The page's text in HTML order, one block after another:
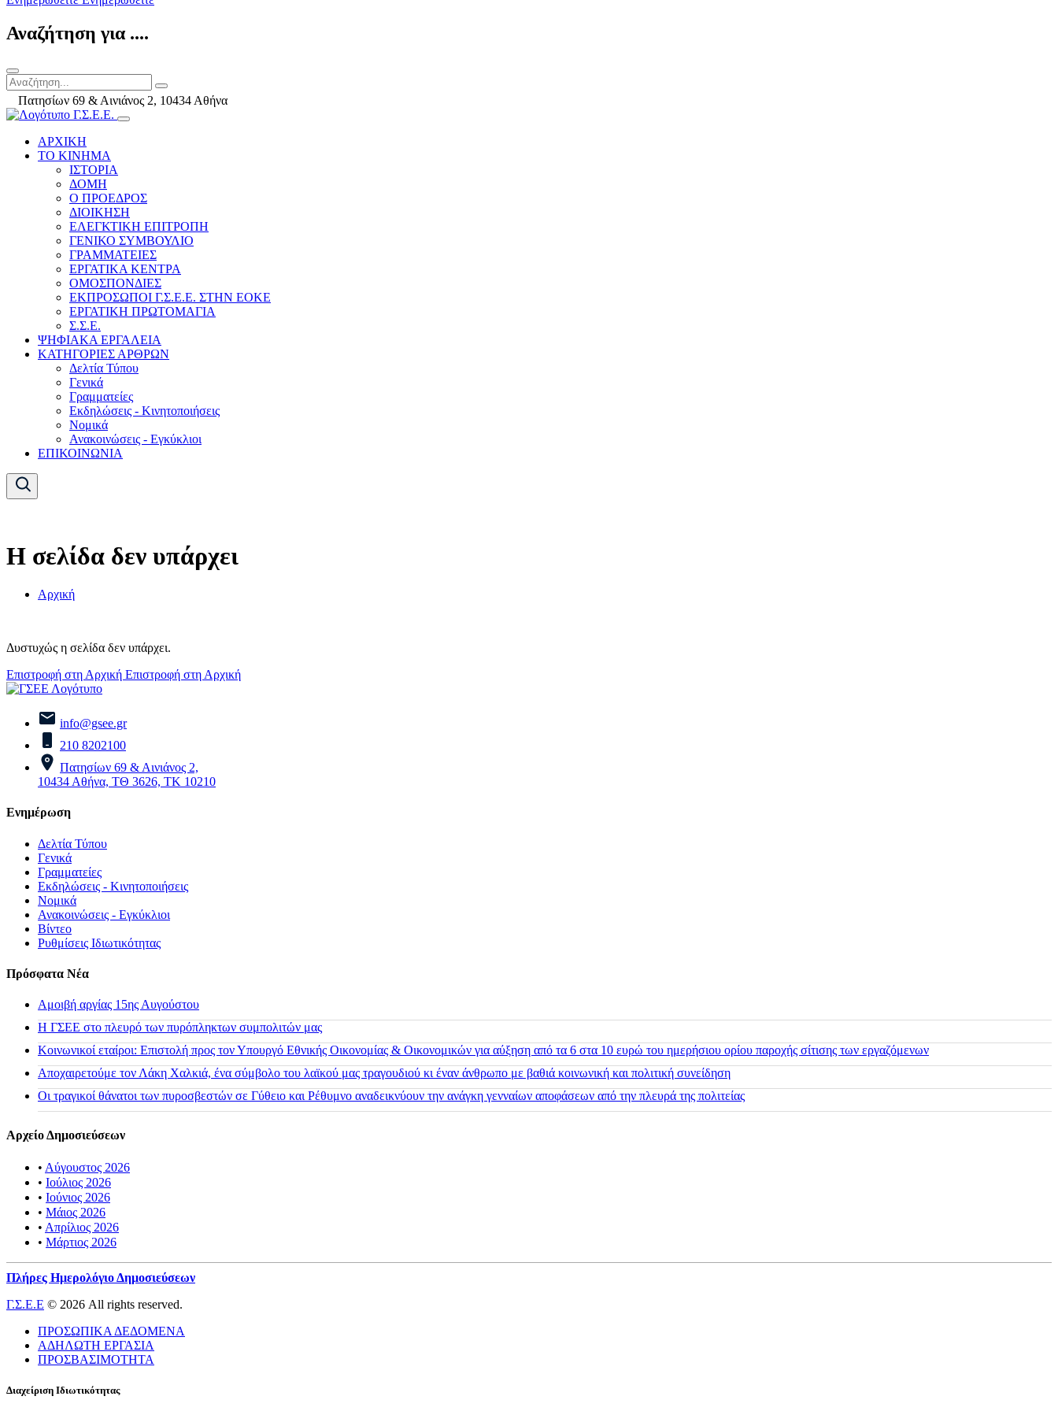
Αναζήτηση για ....
Πατησίων 69 & Αινιάνος 2, 10434 Αθήνα
ΑΡΧΙΚΗ
ΤΟ ΚΙΝΗΜΑ
ΙΣΤΟΡΙΑ
ΔΟΜΗ
Ο ΠΡΟΕΔΡΟΣ
ΔΙΟΙΚΗΣΗ
ΕΛΕΓΚΤΙΚΗ ΕΠΙΤΡΟΠΗ
ΓΕΝΙΚΟ ΣΥΜΒΟΥΛΙΟ
ΓΡΑΜΜΑΤΕΙΕΣ
ΕΡΓΑΤΙΚΑ ΚΕΝΤΡΑ
ΟΜΟΣΠΟΝΔΙΕΣ
ΕΚΠΡΟΣΩΠΟΙ Γ.Σ.Ε.Ε. ΣΤΗΝ ΕΟΚΕ
ΕΡΓΑΤΙΚΗ ΠΡΩΤΟΜΑΓΙΑ
Σ.Σ.Ε.
ΨΗΦΙΑΚΑ ΕΡΓΑΛΕΙΑ
ΚΑΤΗΓΟΡΙΕΣ ΑΡΘΡΩΝ
Δελτία Τύπου
Γενικά
Γραμματείες
Εκδηλώσεις - Κινητοποιήσεις
Νομικά
Ανακοινώσεις - Εγκύκλιοι
ΕΠΙΚΟΙΝΩΝΙΑ
Η σελίδα δεν υπάρχει
Αρχική
Δυστυχώς η σελίδα δεν υπάρχει.
Επιστροφή στη Αρχική Επιστροφή στη Αρχική
info@gsee.gr
210 8202100
Πατησίων 69 & Αινιάνος 2,
10434 Αθήνα, ΤΘ 3626, ΤΚ 10210
Ενημέρωση
Δελτία Τύπου
Γενικά
Γραμματείες
Εκδηλώσεις - Κινητοποιήσεις
Νομικά
Ανακοινώσεις - Εγκύκλιοι
Βίντεο
Ρυθμίσεις Ιδιωτικότητας
Πρόσφατα Νέα
Αμοιβή αργίας 15ης Αυγούστου
H ΓΣΕΕ στο πλευρό των πυρόπληκτων συμπολιτών μας
Κοινωνικοί εταίροι: Επιστολή προς τον Υπουργό Εθνικής Οικονομίας & Οικονομικών για αύξηση από τα 6 στα 10 ευρώ του ημερήσιου ορίου παροχής σίτισης των εργαζόμενων
Αποχαιρετούμε τον Λάκη Χαλκιά, ένα σύμβολο του λαϊκού μας τραγουδιού κι έναν άνθρωπο με βαθιά κοινωνική και πολιτική συνείδηση
Οι τραγικοί θάνατοι των πυροσβεστών σε Γύθειο και Ρέθυμνο αναδεικνύουν την ανάγκη γενναίων αποφάσεων από την πλευρά της πολιτείας
Αρχείο Δημοσιεύσεων
• Αύγουστος 2026
• Ιούλιος 2026
• Ιούνιος 2026
• Μάιος 2026
• Απρίλιος 2026
• Μάρτιος 2026
Πλήρες Ημερολόγιο Δημοσιεύσεων
Γ.Σ.Ε.Ε © 2026 All rights reserved.
ΠΡΟΣΩΠΙΚΑ ΔΕΔΟΜΕΝΑ
ΑΔΗΛΩΤΗ ΕΡΓΑΣΙΑ
ΠΡΟΣΒΑΣΙΜΟΤΗΤΑ
Διαχείριση Ιδιωτικότητας